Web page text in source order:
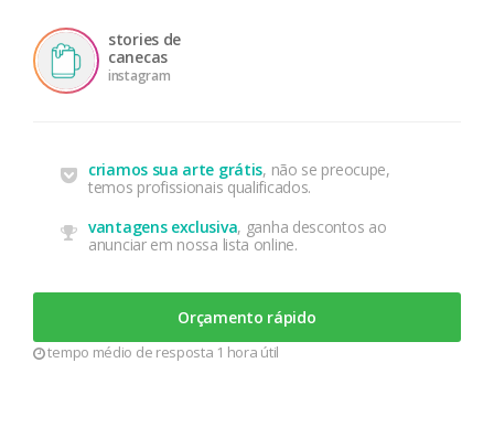
stories de
canecas
instagram
criamos sua arte grátis, não se preocupe,
temos profissionais qualificados.
vantagens exclusiva, ganha descontos ao
anunciar em nossa lista online.
Orçamento rápido
tempo médio de resposta 1 hora útil